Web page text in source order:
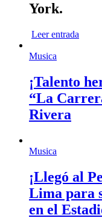
York.
Leer entrada
Musica
¡Talento
“La
Rivera
Musica
¡Llegó al
Lima para
en el